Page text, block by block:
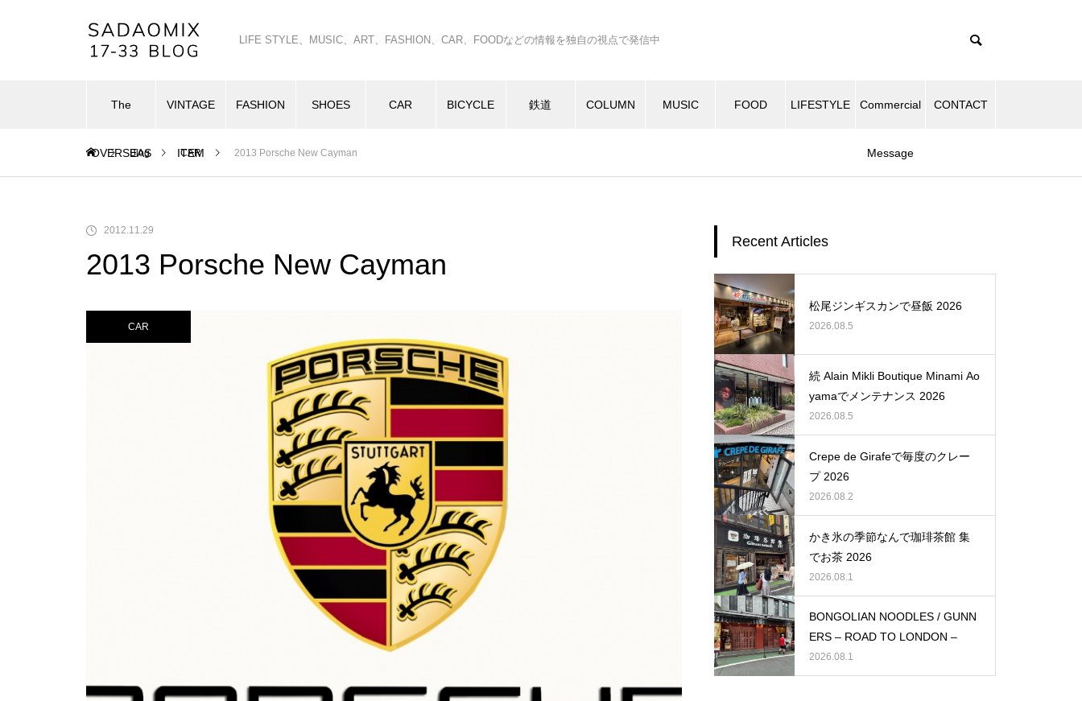
LIFE STYLE、MUSIC、ART、FASHION、CAR、FOODなどの情報を独自の視点で発信中
The
OVERSEAS
VINTAGE
ITEM
FASHION SHOES CAR BICYCLE 鉄道 COLUMN MUSIC FOOD LIFESTYLE Commercial
Message
CONTACT
Blog CAR 2013 Porsche New Cayman
2012.11.29
2013 Porsche New Cayman
CAR
Recent Articles
松尾ジンギスカンで昼飯 2026
2026.08.5
続 Alain Mikli Boutique Minami Ao
yamaでメンテナンス 2026
2026.08.5
Crepe de Girafeで毎度のクレー
プ 2026
2026.08.2
かき氷の季節なんで珈琲茶館 集
でお茶 2026
2026.08.1
BONGOLIAN NOODLES / GUNN
ERS – ROAD TO LONDON –
2026.08.1